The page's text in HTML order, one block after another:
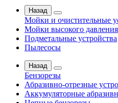
Назад
Мойки и очистительные
Мойки высокого давления
Подметальные устройства
Пылесосы
Назад
Бензорезы
Абразивно-отрезные
Аккумуляторные